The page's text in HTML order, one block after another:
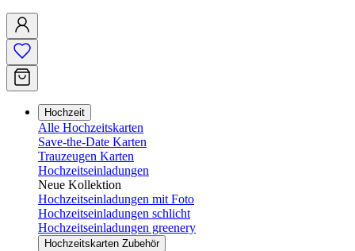
Hochzeit
Alle Hochzeitskarten
Save-the-Date Karten
Trauzeugen Karten
Hochzeitseinladungen
Neue Kollektion
Hochzeitseinladungen mit Foto
Hochzeitseinladungen schlicht
Hochzeitseinladungen greenery
Hochzeitskarten Zubehör